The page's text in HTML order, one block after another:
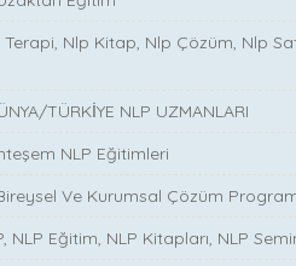
Nlp Kitap, Nlp Çözüm, Nlp
TÜRKİYE NLP UZMANLARI
NLP Eğitimleri
Ve Kurumsal Çözüm
NLP Eğitim, NLP Kitapları, NLP